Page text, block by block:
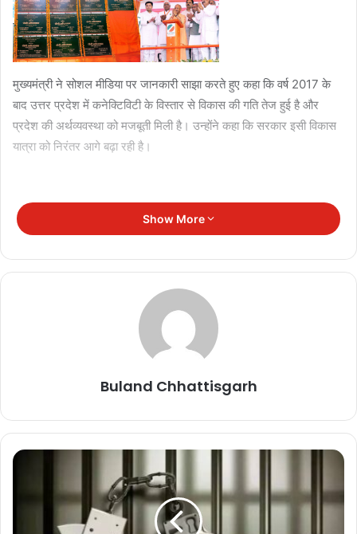
मुख्यमंत्री ने सोशल मीडिया पर जानकारी साझा करते हुए कहा कि वर्ष 2017 के
बाद उत्तर प्रदेश में कनेक्टिविटी के विस्तार से विकास की गति तेज हुई है और
प्रदेश की अर्थव्यवस्था को मजबूती मिली है। उन्होंने कहा कि सरकार इसी विकास
यात्रा को निरंतर आगे बढ़ा रही है।
कार्यक्रम के दौरान मुख्यमंत्री ने विभिन्न सरकारी योजनाओं के लाभार्थियों को
स्वीकृति-पत्र, आवास की चाबियां तथा स्वरोजगार के लिए टूल-किट भी वितरित
कीं। उन्होंने कहा कि सरकार की प्राथमिकता विकास कार्यों का लाभ अंतिम व्यक्ति
तक पहुंचाना है।
Show More
Buland Chhattisgarh